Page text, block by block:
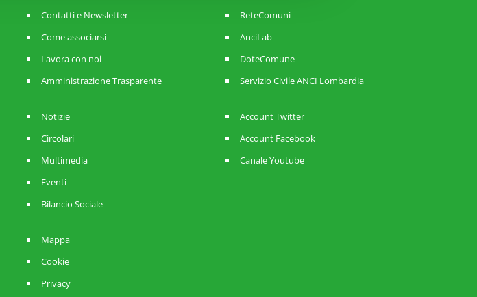
Contatti e Newsletter
Come associarsi
Lavora con noi
Amministrazione Trasparente
Notizie
Circolari
Multimedia
Eventi
Bilancio Sociale
Mappa
Cookie
Privacy
ReteComuni
AnciLab
DoteComune
Servizio Civile ANCI Lombardia
Account Twitter
Account Facebook
Canale Youtube